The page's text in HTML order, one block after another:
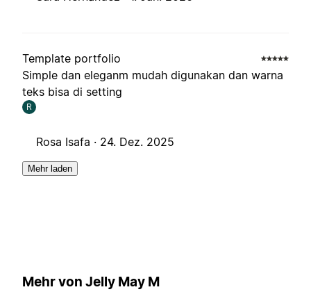
Template portfolio
Simple dan eleganm mudah digunakan dan warna
teks bisa di setting
R
Rosa Isafa · 24. Dez. 2025
Mehr laden
Mehr von Jelly May M